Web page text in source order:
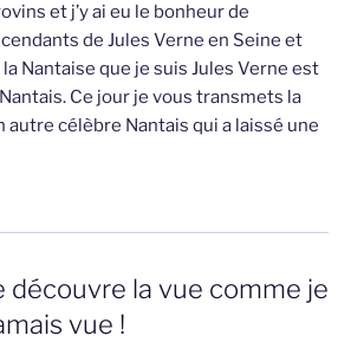
et j’y ai eu le bonheur de
de Jules Verne en Seine et
Nantaise que je suis Jules Verne est
Ce jour je vous transmets la
autre célèbre Nantais qui a laissé une
découvre la vue comme je
vue !